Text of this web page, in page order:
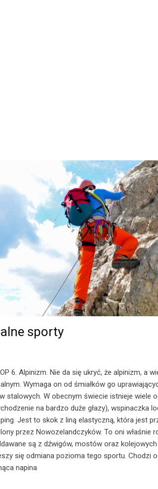
sporty
6. Alpinizm. Nie da się ukryć, że alpinizm, a
Wymaga on od śmiałków go
stalowych. W obecnym świecie istnieje wiele
na bardzo duże głazy), wspinaczka
Jest to skok z liną elastyczną, która jest
przez Nowozelandczyków. To oni właśnie
są z dźwigów, mostów oraz kolejowych
się odmiana pozioma tego sportu. Chodzi
napina